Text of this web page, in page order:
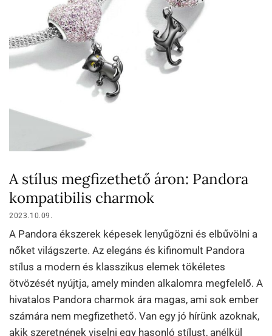
A stílus megfizethető áron: Pandora
kompatibilis charmok
2023.10.09.
A Pandora ékszerek képesek lenyűgözni és elbűvölni a
nőket világszerte. Az elegáns és kifinomult Pandora
stílus a modern és klasszikus elemek tökéletes
ötvözését nyújtja, amely minden alkalomra megfelelő. A
hivatalos Pandora charmok ára magas, ami sok ember
számára nem megfizethető. Van egy jó hírünk azoknak,
akik szeretnének viselni egy hasonló stílust, anélkül